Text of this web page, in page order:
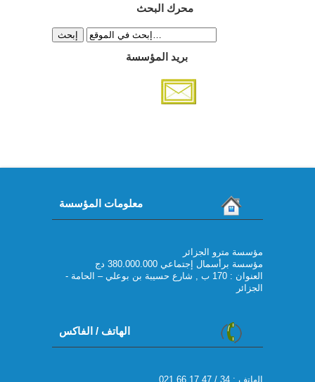
محرك البحث
بريد المؤسسة
معلومات المؤسسة
مؤسسة مترو الجزائر
مؤسسة برأسمال إجتماعي 380.000.000 دج
العنوان : 170 ب , شارع حسيبة بن بوعلي – الحامة -
الجزائر
الهاتف / الفاكس
021 66 17 47 / 34 : الهاتف